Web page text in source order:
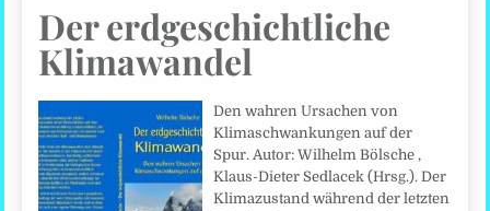
Der erdgeschichtliche
Klimawandel
Den wahren Ursachen von
Klimaschwankungen auf der
Spur. Autor: Wilhelm Bölsche ,
Klaus-Dieter Sedlacek (Hrsg.). Der
Klimazustand während der letzten